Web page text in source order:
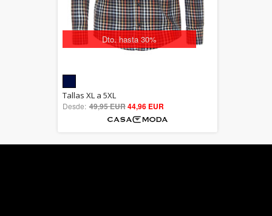
Dto. hasta 30%
5.00
out of 5
Tallas XL a 5XL
Desde: 49,95 EUR44,96 EUR